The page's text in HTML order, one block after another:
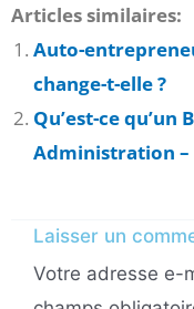
Articles similaires:
Auto-
change-t-elle ?
Qu’est-ce qu’un
Administration –
Laisser un
Votre adresse e-